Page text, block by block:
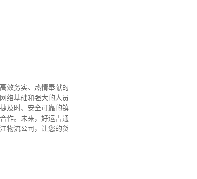
效务实、热情奉献的
络基础和强大的人员
及时、安全可靠的镇
作。 未来，好运吉通
物流公司，让您的货